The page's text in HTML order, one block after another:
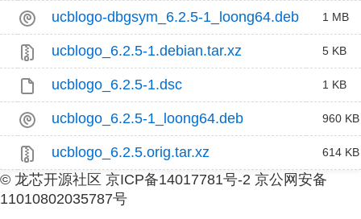
ucblogo-dbgsym_6.2.5-1_loong64.deb 1 MB
ucblogo_6.2.5-1.debian.tar.xz 5 KB
ucblogo_6.2.5-1.dsc 1 KB
ucblogo_6.2.5-1_loong64.deb 960 KB
ucblogo_6.2.5.orig.tar.xz 614 KB
© 龙芯开源社区 京ICP备14017781号-2 京公网安备
11010802035787号